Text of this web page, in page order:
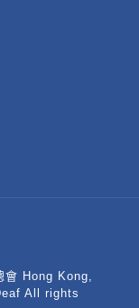
會 Hong Kong,
All rights